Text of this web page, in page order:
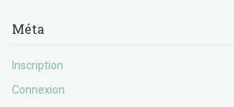
Méta
Inscription
Connexion